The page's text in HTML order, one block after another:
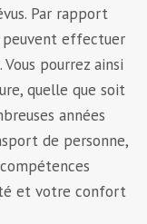
Par rapport
peuvent effectuer
pourrez ainsi
quelle que soit
années
de personne,
et votre confort